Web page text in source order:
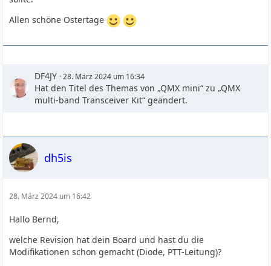
Allen schöne Ostertage
DF4JY 28. März 2024 um 16:34
Hat den Titel des Themas von „QMX mini“ zu „QMX
multi-band Transceiver Kit“ geändert.
dh5is
28. März 2024 um 16:42
Hallo Bernd,
welche Revision hat dein Board und hast du die
Modifikationen schon gemacht (Diode, PTT-Leitung)?